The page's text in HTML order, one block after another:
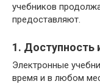
учебников
предоставляют.
1. Доступность
Электронные
время и в любом